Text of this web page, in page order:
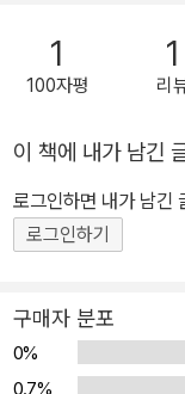
고요?』등으로 이미
도 사라와 루이즈 자
풀어냈다. 케빈 헹크
중함을 다루는 이야기
▣ “우린 둘 다 용감해.” 이 책은 용감한 언니와 겁쟁이 동생이
도우며 서로에 대한 소
다. 주인공인 언니 사
쌍한 사라. 무서운 게
바쁜 동생 루이즈는
1
100자평
1
리
이 책에 내가 남긴
로그인하면 내가 남긴
로그인하기
구매자 분포
0%
0.7%